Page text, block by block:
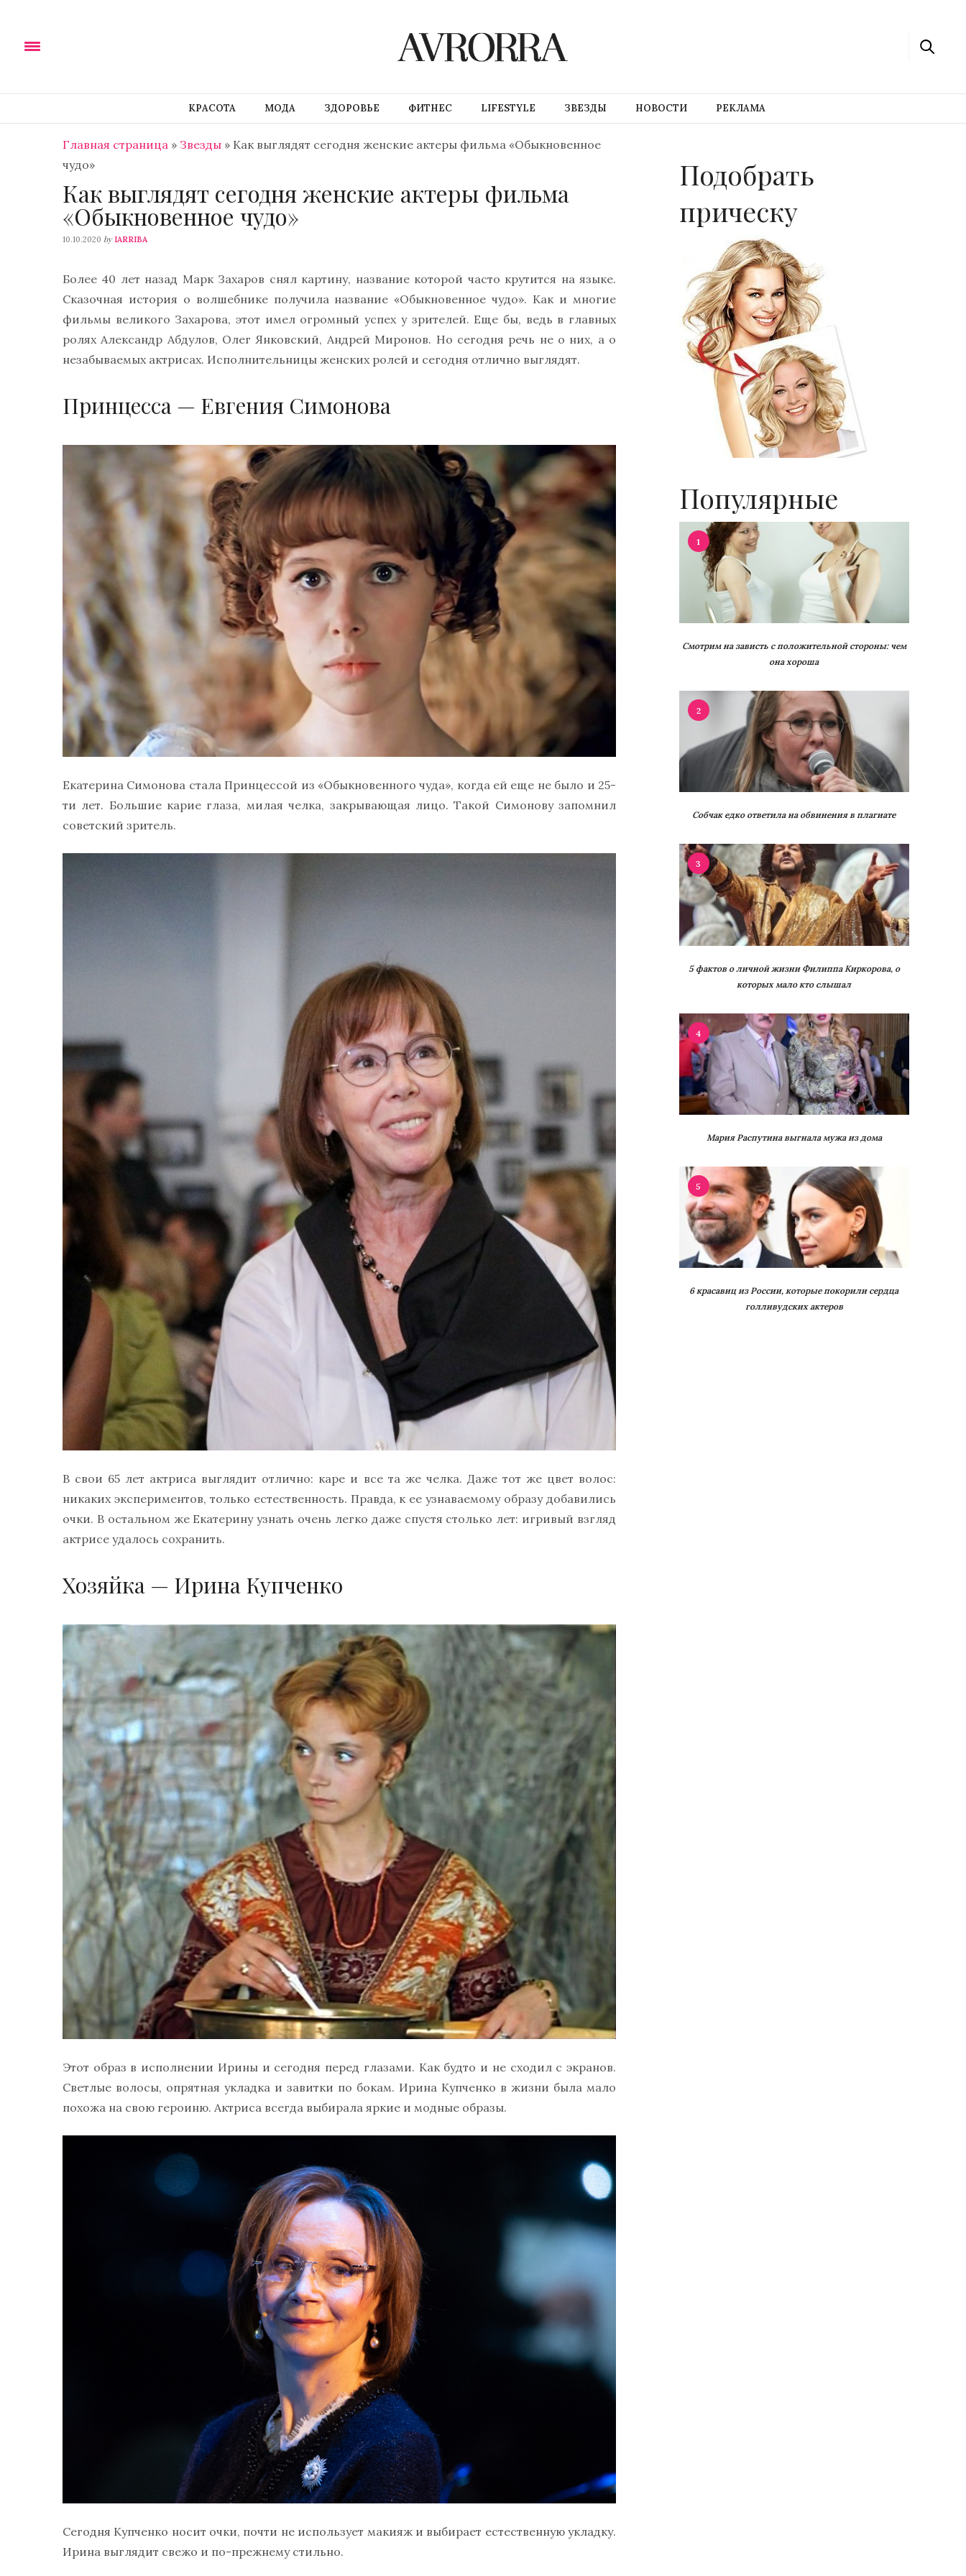
КРАСОТА МОДА ЗДОРОВЬЕ ФИТНЕС LIFESTYLE ЗВЕЗДЫ НОВОСТИ РЕКЛАМА
Главная страница » Звезды » Как выглядят сегодня женские актеры фильма «Обыкновенное
чудо»
Как выглядят сегодня женские актеры фильма
«Обыкновенное чудо»
10.10.2020 by IARRIBA
Более 40 лет назад Марк Захаров снял картину, название которой часто крутится на языке.
Сказочная история о волшебнике получила название «Обыкновенное чудо». Как и многие
фильмы великого Захарова, этот имел огромный успех у зрителей. Еще бы, ведь в главных
ролях Александр Абдулов, Олег Янковский, Андрей Миронов. Но сегодня речь не о них, а о
незабываемых актрисах. Исполнительницы женских ролей и сегодня отлично выглядят.
Принцесса — Евгения Симонова
Екатерина Симонова стала Принцессой из «Обыкновенного чуда», когда ей еще не было и 25-
ти лет. Большие карие глаза, милая челка, закрывающая лицо. Такой Симонову запомнил
советский зритель.
В свои 65 лет актриса выглядит отлично: каре и все та же челка. Даже тот же цвет волос:
никаких экспериментов, только естественность. Правда, к ее узнаваемому образу добавились
очки. В остальном же Екатерину узнать очень легко даже спустя столько лет: игривый взгляд
актрисе удалось сохранить.
Хозяйка — Ирина Купченко
Этот образ в исполнении Ирины и сегодня перед глазами. Как будто и не сходил с экранов.
Светлые волосы, опрятная укладка и завитки по бокам. Ирина Купченко в жизни была мало
похожа на свою героиню. Актриса всегда выбирала яркие и модные образы.
Сегодня Купченко носит очки, почти не использует макияж и выбирает естественную укладку.
Ирина выглядит свежо и по-прежнему стильно.
Подобрать
прическу
Популярные
1
Смотрим на зависть с положительной стороны: чем
она хороша
2
Собчак едко ответила на обвинения в плагиате
3
5 фактов о личной жизни Филиппа Киркорова, о
которых мало кто слышал
4
Мария Распутина выгнала мужа из дома
5
6 красавиц из России, которые покорили сердца
голливудских актеров